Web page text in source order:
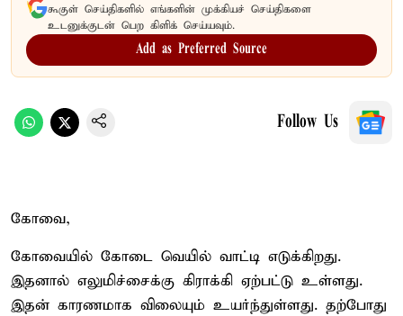
கூகுள் செய்திகளில் எங்களின் முக்கியச் செய்திகளை
உடனுக்குடன் பெற கிளிக் செய்யவும்.
Add as Preferred Source
Follow Us
கோவை,
கோவையில் கோடை வெயில் வாட்டி எடுக்கிறது.
இதனால் எலுமிச்சைக்கு கிராக்கி ஏற்பட்டு உள்ளது.
இதன் காரணமாக விலையும் உயர்ந்துள்ளது. தற்போது